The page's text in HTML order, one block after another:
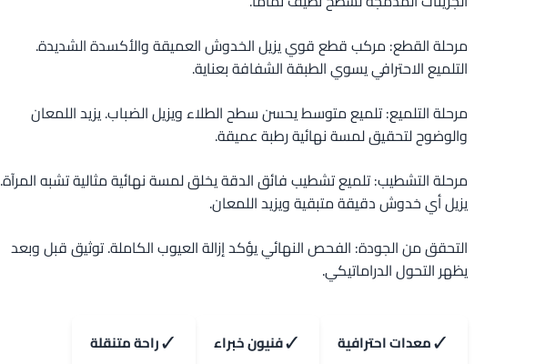
مرحلة القطع: مركب قطع قوي يزيل الخدوش العميقة والأكسدة الشديدة.
التلميع الاحترافي يسوي الطبقة الشفافة بعناية.
مرحلة التلميع: تلميع متوسط يحسن سطح الطلاء ويزيل الضباب. يزيد اللمعان
والوضوح لتحقيق لمسة نهائية رطبة عميقة.
مرحلة التشطيب: تلميع تشطيب فائق الدقة يخلق لمسة نهائية مثالية تشبه المرآة.
يزيل أي خدوش دقيقة متبقية ويزيد اللمعان.
التحقق من الجودة: الفحص النهائي يؤكد إزالة العيوب الكاملة. توثيق قبل وبعد
يظهر التحول الدراماتيكي.
✓معدات احترافية ✓فنيون خبراء ✓راحة متنقلة